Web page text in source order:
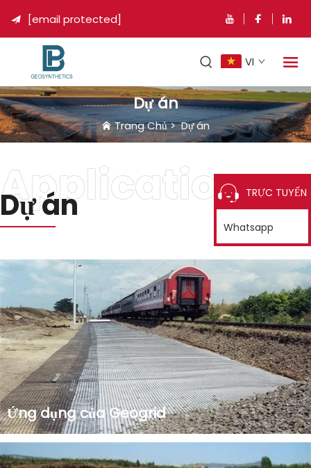
 [email protected]
VI
Dự án
Trang Chủ>Dự án
Dự án
Ứng dụng của Geogrid
Ưu điểm của lưới địa kỹ thuật Lưới địa kỹ thuật là vật liệu địa
kỹ thuật được làm từ các loại polyme khác nhau dùng để
TRỰC TUYẾN
Whatsapp